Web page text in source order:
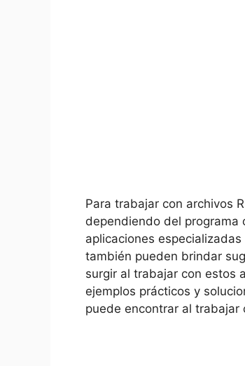
Para trabajar con archivos
dependiendo del programa
aplicaciones
también pueden brindar
surgir al trabajar con estos
ejemplos prácticos y
puede encontrar al trabajar